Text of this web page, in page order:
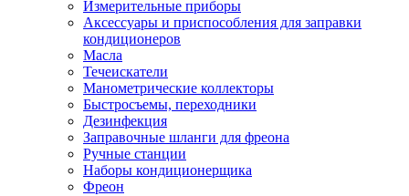
Измерительные приборы
Аксессуары и приспособления для заправки
кондиционеров
Масла
Течеискатели
Манометрические коллекторы
Быстросъемы, переходники
Дезинфекция
Заправочные шланги для фреона
Ручные станции
Наборы кондиционерщика
Фреон